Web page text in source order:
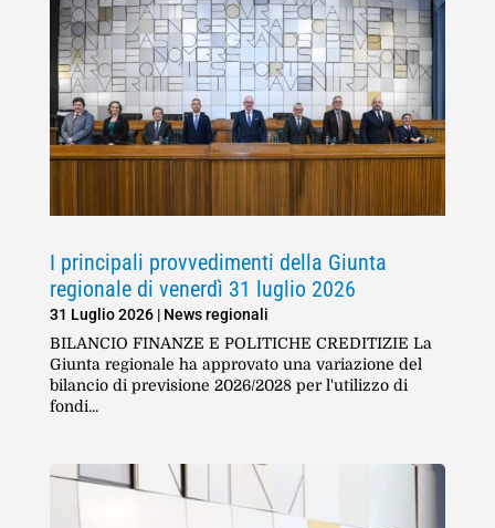
I principali provvedimenti della Giunta
regionale di venerdì 31 luglio 2026
31 Luglio 2026| News regionali
BILANCIO FINANZE E POLITICHE CREDITIZIE La
Giunta regionale ha approvato una variazione del
bilancio di previsione 2026/2028 per l'utilizzo di
fondi...